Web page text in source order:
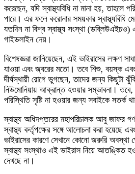
করেছেন, যদি স্বাস্থ্যবিধি না মানা হয়, তাহলে
পারে। এর ফলে করোনার সময়কার স্বাস্থ্যবিধি
যতদিন না বিশ্ব স্বাস্থ্য সংস্থা (ডব্লিউএইচও)
গাইডলাইন দেয়।
বিশেষজ্ঞরা জানিয়েছেন, এই ভাইরাসের লক্ষণ
যাওয়া এবং জ্বরের মতো। তবে শিশু, বয়স্ক এবং
দীর্ঘস্থায়ী রোগে ভুগছেন, তাদের জন্য কিছুটা
নিউমোনিয়ায় আক্রান্ত হওয়ার সম্ভাবনা। তবে,
পরিস্থিতি সৃষ্টি না হওয়ার জন্য সবাইকে সতর্ক
স্বাস্থ্য অধিদপ্তরের মহাপরিচালক আবু জাফর
স্বাস্থ্য কর্তৃপক্ষের সঙ্গে আলোচনা করা হয়েছে
ভাইরাসের কারণে সেখানে কোনো জরুরি অবস্থা
স্বাস্থ্য সংস্থাও এই ভাইরাস নিয়ে আতঙ্কিত
দেখছে না।